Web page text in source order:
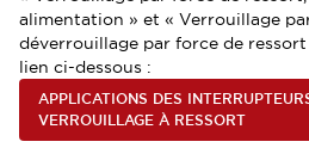
alimentation » et « Verrouillage
déverrouillage par force de
lien ci-dessous :
APPLICATIONS DES
VERROUILLAGE À RESSORT